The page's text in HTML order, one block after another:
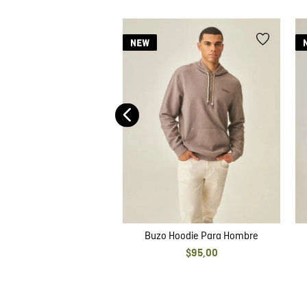
Buzo Hoodie Para Hombre
$95,00